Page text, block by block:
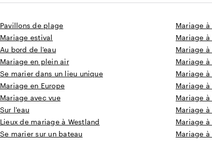
Pavillons de plage
Mariage estival
Au bord de l'eau
Mariage en plein air
Se marier dans un lieu unique
Mariage en Europe
Mariage avec vue
Sur l'eau
Lieux de mariage à Westland
Se marier sur un bateau
Mariage
Mariage
Mariage
Mariage
Mariage
Mariage
Mariage
Mariage
Mariage
Mariage